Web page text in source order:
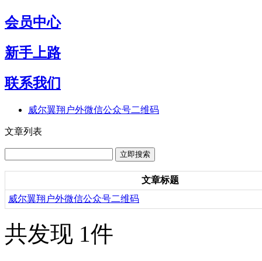
会员中心
新手上路
联系我们
威尔翼翔户外微信公众号二维码
文章列表
文章标题
威尔翼翔户外微信公众号二维码
共发现 1件